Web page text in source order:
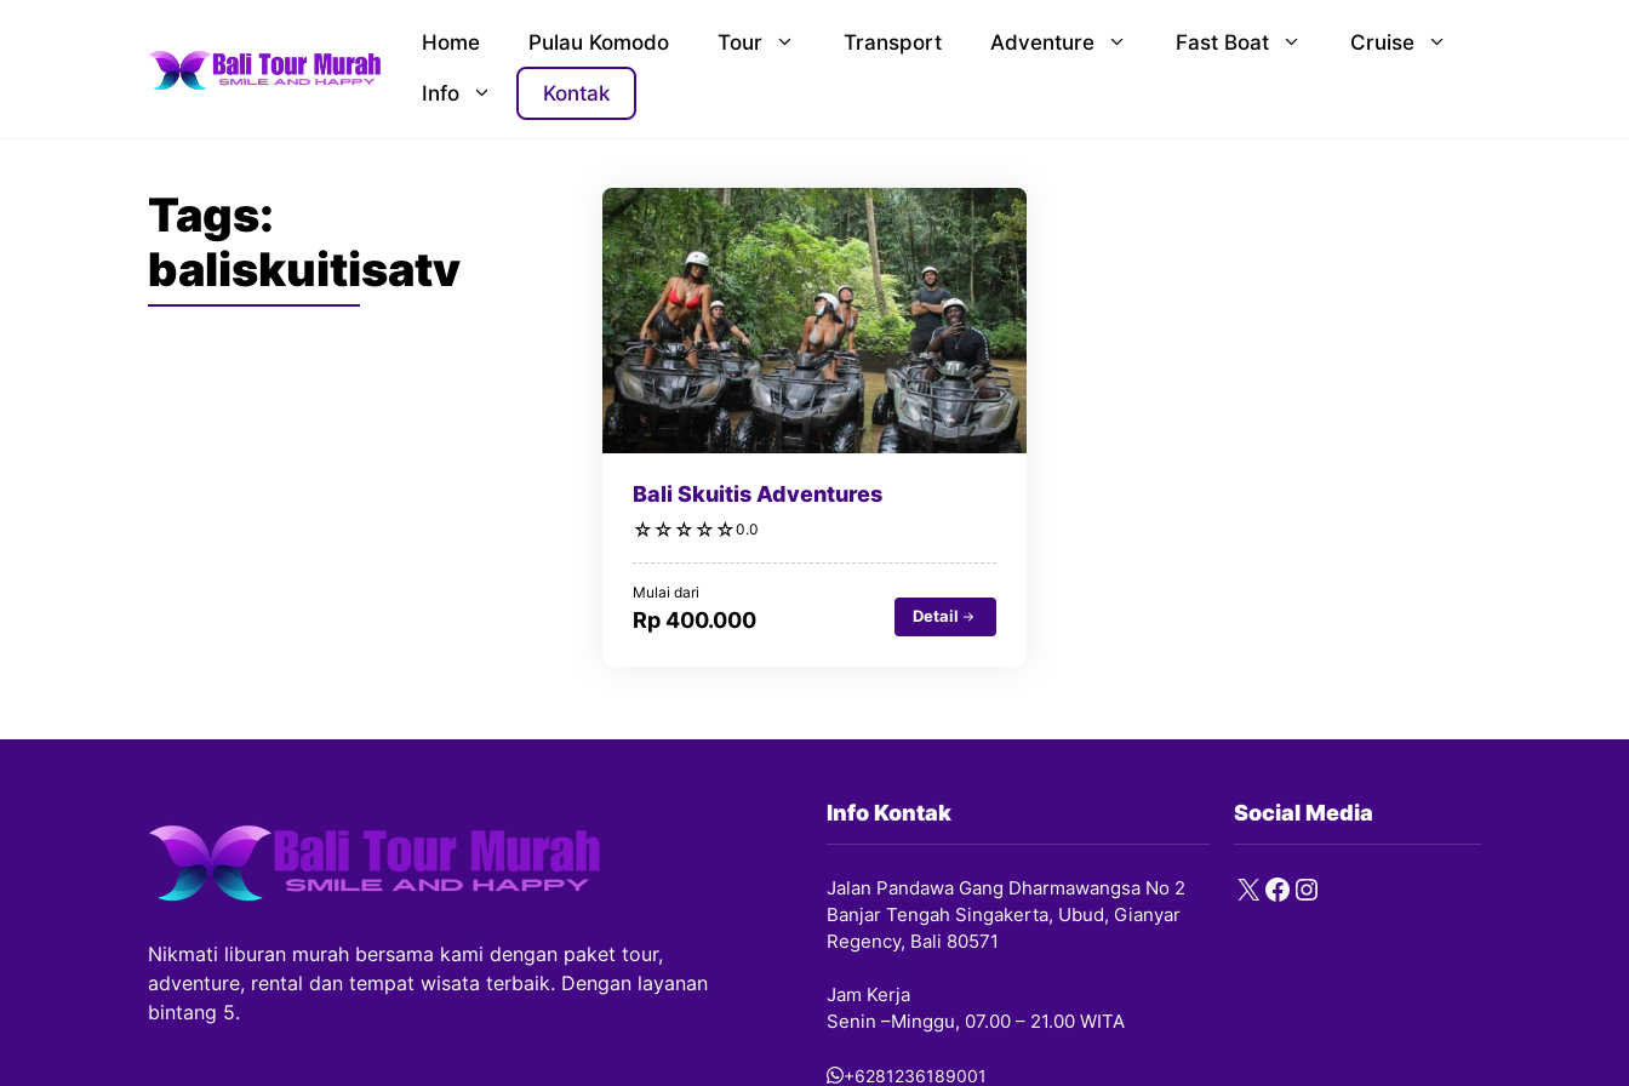
Home Pulau Komodo Tour Transport Adventure Fast Boat Cruise
Info Kontak
Tags:
baliskuitisatv
Bali Skuitis Adventures
☆ ☆ ☆ ☆ ☆0.0
Mulai dari
Rp 400.000 Detail
Nikmati liburan murah bersama kami dengan paket tour,
adventure, rental dan tempat wisata terbaik. Dengan layanan
bintang 5.
Info Kontak
Jalan Pandawa Gang Dharmawangsa No 2
Banjar Tengah Singakerta, Ubud, Gianyar
Regency, Bali 80571
Jam Kerja
Senin –Minggu, 07.00 – 21.00 WITA
+6281236189001
Social Media
X Facebook
Instagram